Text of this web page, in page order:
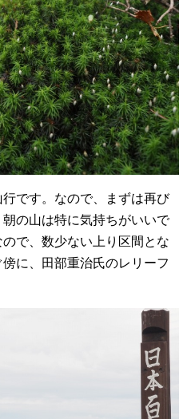
です。なので、まずは再び
の山は特に気持ちがいいで
で、数少ない上り区間とな
に、田部重治氏のレリーフ